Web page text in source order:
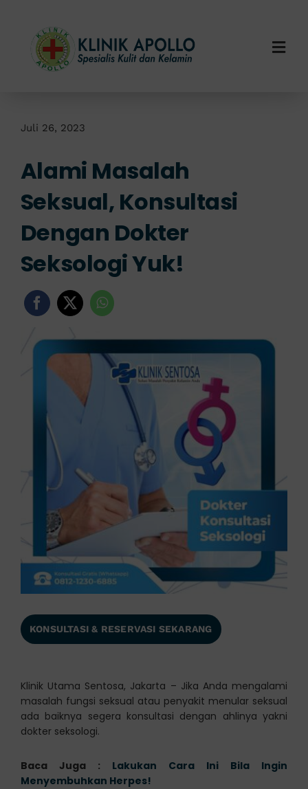
content
Layanan Kami
Info Klinik
Hubungi Kami
Juli 26, 2023
Alami Masalah
Seksual, Konsultasi
Dengan Dokter
Seksologi Yuk!
KONSULTASI & RESERVASI SEKARANG
Klinik Utama Sentosa, Jakarta – Jika Anda mengalami
masalah fungsi seksual atau penyakit menular seksual
ada baiknya segera konsultasi dengan ahlinya yakni
dokter seksologi.
Baca Juga : Lakukan Cara Ini Bila Ingin
Menyembuhkan Herpes!